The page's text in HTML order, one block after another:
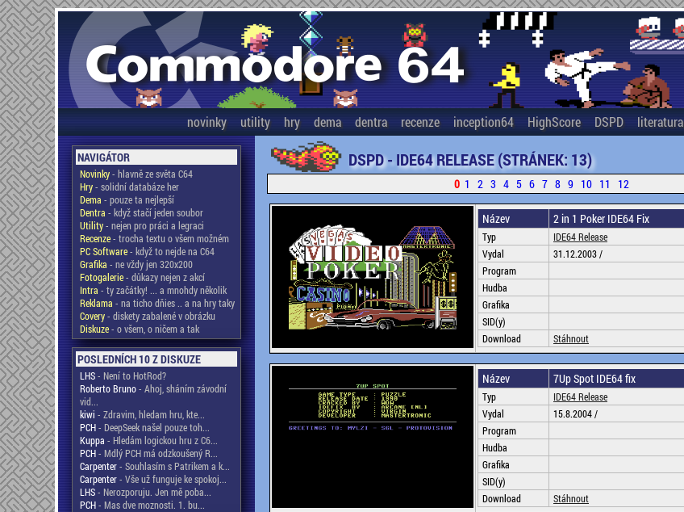
novinky utility hry dema dentra recenze inception64 HighScore DSPD literatura
NAVIGÁTOR
Novinky- hlavně ze světa C64
Hry- solidní databáze her
Dema - pouze ta nejlepší
Dentra - když stačí jeden soubor
Utility- nejen pro práci a legraci
Recenze- trocha textu o všem možném
PC Software- když to nejde na C64
Grafika - ne vždy jen 320x200
Fotogalerie- důkazy nejen z akcí
Intra - ty začátky! ... a mnohdy několik
Reklama - na ticho dňies .. a na hry taky
Covery- diskety zabalené v obrázku
Diskuze- o všem, o ničem a tak
POSLEDNÍCH 10 Z DISKUZE
LHS- Není to HotRod?
Roberto Bruno- Ahoj, sháním závodní
vid...
kiwi - Zdravim, hledam hru, kte...
PCH- DeepSeek našel pouze toh...
Kuppa - Hledám logickou hru z C6...
PCH- Mdlý PCH má odzkoušený R...
Carpenter- Souhlasím s Patrikem a k...
Carpenter- Vše už funguje ke spokoj...
LHS- Nerozporuju. Jen mě poba...
PCH- Mas dve moznosti. 1. bu...
DSPD - IDE64 RELEASE (STRÁNEK: 13)
0 1 2 3 4 5 6 7 8 9 10 11 12
Název 2 in 1 Poker IDE64 Fix
Typ
IDE64 Release
Vydal
31.12.2003 /
Program
Hudba
Grafika
SID(y)
Download
Stáhnout
Název 7Up Spot IDE64 fix
Typ
IDE64 Release
Vydal
15.8.2004 /
Program
Hudba
Grafika
SID(y)
Download
Stáhnout